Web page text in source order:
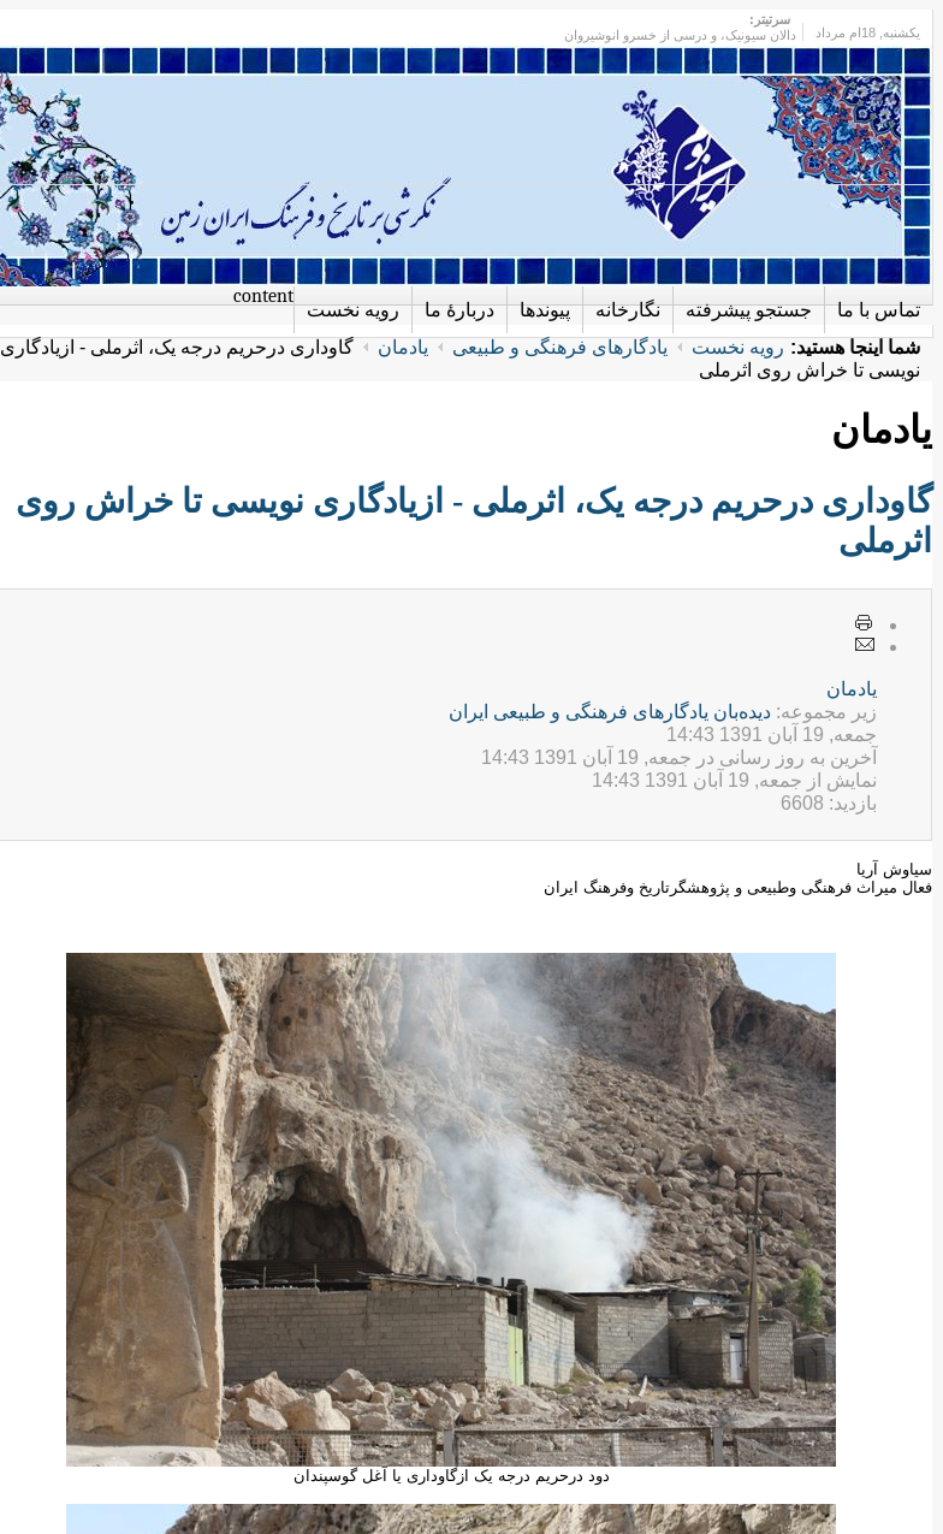
یکشنبه
سرتیتر:
دالان سیونیک، و درسی از خسرو انوشیروان
رویه نخست دربارهٔ ما پیوندها نگارخانه جستجو پیشرفته تماس با ما
content
شما اینجا هستید: رویه نخست یادگارهای فرهنگی و طبیعی یادمان
گاوداری درحریم درجه یک، اثرملی - ازیادگاری
نویسی تا خراش روی اثرملی
یادمان
گاوداری درحریم درجه یک، اثرملی - ازیادگاری نویسی تا خراش روی
اثرملی
يادمان
زیر مجموعه: ديده‌بان یادگارهای فرهنگی و طبيعی ایران
جمعه, 19 آبان 1391 14:43
آخرین به روز رسانی در جمعه, 19 آبان 1391 14:43
نمایش از جمعه, 19 آبان 1391 14:43
بازدید: 6608
سیاوش آریا
فعال میراث فرهنگی وطبیعی و پژوهشگرتاریخ وفرهنگ ایران
دود درحریم درجه یک ازگاوداری یا آغل گوسپندان